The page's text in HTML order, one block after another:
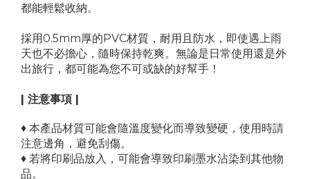
都能輕鬆收納。
採用0.5mm厚的PVC材質，耐用且防水，即使遇上雨
天也不必擔心，隨時保持乾爽。無論是日常使用還是外
出旅行，都可能為您不可或缺的好幫手！
| 注意事項 |
♦ 本產品材質可能會隨溫度變化而導致變硬，使用時請
注意邊角，避免刮傷。
♦ 若將印刷品放入，可能會導致印刷墨水沾染到其他物
品。